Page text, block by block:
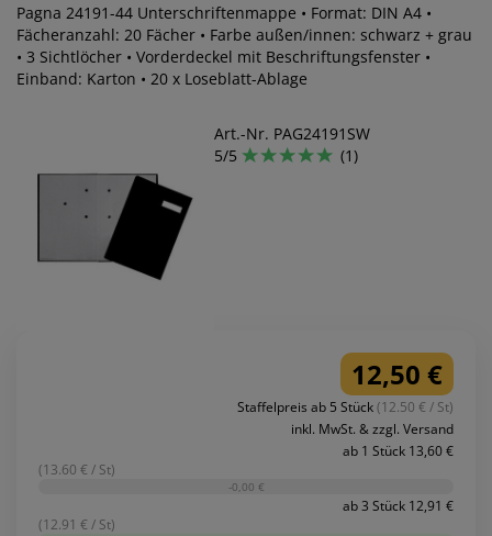
Pagna 24191-44 Unterschriftenmappe • Format: DIN A4 •
Fächeranzahl: 20 Fächer • Farbe außen/innen: schwarz + grau
• 3 Sichtlöcher • Vorderdeckel mit Beschriftungsfenster •
Einband: Karton • 20 x Loseblatt-Ablage
Art.-Nr. PAG24191SW
5/5
(1)
12,50 €
Staffelpreis ab 5 Stück(12.50 € / St)
inkl. MwSt. & zzgl. Versand
ab 1 Stück 13,60 €
(13.60 € / St)
-0,00 €
ab 3 Stück 12,91 €
(12.91 € / St)